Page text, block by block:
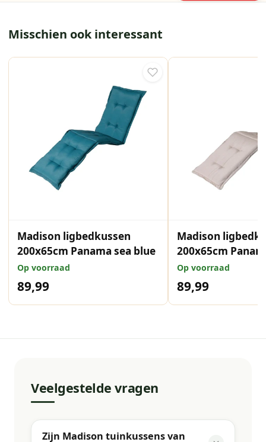
Misschien ook interessant
Madison ligbedkussen
200x65cm Panama sea blue
Op voorraad
89,99
Madison
200x65cm
Op voorraad
89,99
Veelgestelde vragen
Zijn Madison tuinkussens van